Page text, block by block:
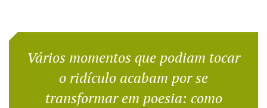
Vários momentos que podiam tocar
o ridículo acabam por se
transformar em poesia: como